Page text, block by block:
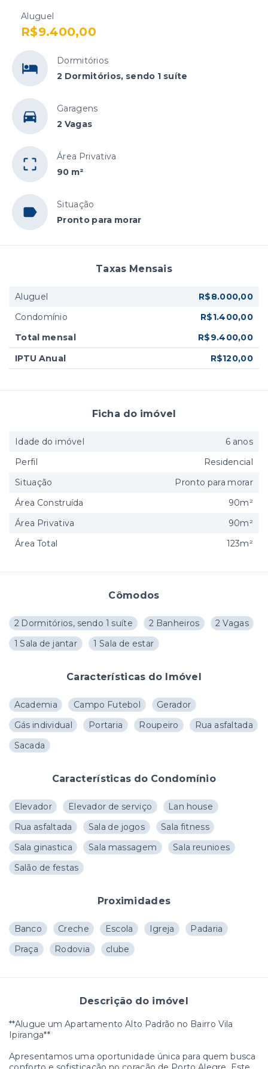
Aluguel
R$9.400,00
Dormitórios
2 Dormitórios, sendo 1 suíte
Garagens
2 Vagas
Área Privativa
90 m²
Situação
Pronto para morar
Cômodos
2 Dormitórios, sendo 1 suíte 2 Banheiros
2 Vagas
1 Sala de jantar
1 Sala de estar
Características do Imóvel
Academia Campo Futebol
Gerador
Gás individual
Portaria Roupeiro
Rua asfaltada
Sacada
Características do Condomínio
Elevador Elevador de serviço
Lan house
Rua asfaltada
Sala de jogos
Sala fitness
Sala ginastica
Sala massagem
Sala reunioes
Salão de festas
Proximidades
Banco Creche Escola Igreja
Padaria
Praça
Rodovia clube
Descrição do imóvel
**Alugue um Apartamento Alto Padrão no Bairro Vila
Ipiranga**
Apresentamos uma oportunidade única para quem busca
Taxas Mensais
Aluguel
R$8.000,00
Condomínio
R$1.400,00
Total mensal
R$9.400,00
IPTU Anual
R$120,00
Ficha do imóvel
Idade do imóvel
6 anos
Perfil
Residencial
Situação
Pronto para morar
Área Construída
90m²
Área Privativa
90m²
Área Total
123m²